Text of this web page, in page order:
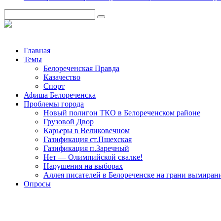
Главная
Темы
Белореченская Правда
Казачество
Спорт
Афиша Белореченска
Проблемы города
Новый полигон ТКО в Белореченском районе
Грузовой Двор
Карьеры в Великовечном
Газификация ст.Пшехская
Газификация п.Заречный
Нет — Олимпийской свалке!
Нарушения на выборах
Аллея писателей в Белореченске на грани
Опросы